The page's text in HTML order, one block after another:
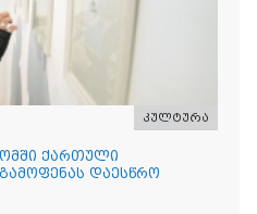
კულტურა
ქართული
დაესწრო